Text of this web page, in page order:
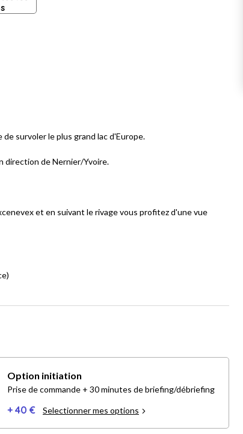
de survoler le plus grand lac d'Europe.
direction de Nernier/Yvoire.
et en suivant le rivage vous profitez d'une vue
Option initiation
Prise de commande + 30 minutes de briefing/débriefing
+ 40 € Selectionner mes options